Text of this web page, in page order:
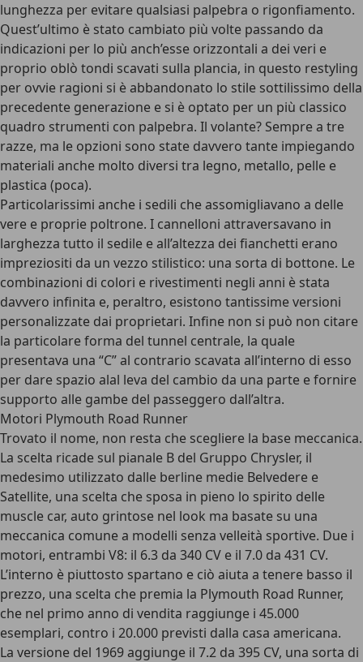
lunghezza per evitare qualsiasi palpebra o rigonfiamento.
Quest’ultimo è stato cambiato più volte passando da
indicazioni per lo più anch’esse orizzontali a dei veri e
proprio oblò tondi scavati sulla plancia, in questo restyling
per ovvie ragioni si è abbandonato lo stile sottilissimo della
precedente generazione e si è optato per un più classico
quadro strumenti con palpebra. Il volante? Sempre a tre
razze, ma le opzioni sono state davvero tante impiegando
materiali anche molto diversi tra legno, metallo, pelle e
plastica (poca).
Particolarissimi anche i sedili che assomigliavano a delle
vere e proprie poltrone. I cannelloni attraversavano in
larghezza tutto il sedile e all’altezza dei fianchetti erano
impreziositi da un vezzo stilistico: una sorta di bottone. Le
combinazioni di colori e rivestimenti negli anni è stata
davvero infinita e, peraltro, esistono tantissime versioni
personalizzate dai proprietari. Infine non si può non citare
la particolare forma del tunnel centrale, la quale
presentava una “C” al contrario scavata all’interno di esso
per dare spazio alal leva del cambio da una parte e fornire
supporto alle gambe del passeggero dall’altra.
Motori Plymouth Road Runner
Trovato il nome, non resta che scegliere la base meccanica.
La scelta ricade sul pianale B del Gruppo Chrysler, il
medesimo utilizzato dalle berline medie Belvedere e
Satellite, una scelta che sposa in pieno lo spirito delle
muscle car, auto grintose nel look ma basate su una
meccanica comune a modelli senza velleità sportive. Due i
motori, entrambi V8: il 6.3 da 340 CV e il 7.0 da 431 CV.
L’interno è piuttosto spartano e ciò aiuta a tenere basso il
prezzo, una scelta che premia la Plymouth Road Runner,
che nel primo anno di vendita raggiunge i 45.000
esemplari, contro i 20.000 previsti dalla casa americana.
La versione del 1969 aggiunge il 7.2 da 395 CV, una sorta di